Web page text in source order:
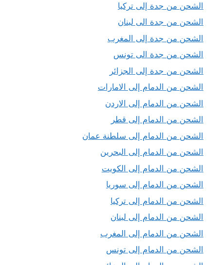
الشحن من جدة إلى تركيا
الشحن من جدة الى لبنان
الشحن من جدة إلى المغرب
الشحن من جدة الى تونس
الشحن من جدة إلى الجزائر
الشحن من الدمام إلى الامارات
الشحن من الدمام إلى الاردن
الشحن من الدمام إلى قطر
الشحن من الدمام إلى سلطنة عمان
الشحن من الدمام إلى البحرين
الشحن من الدمام إلى الكويت
الشحن من الدمام إلى سوريا
الشحن من الدمام إلى تركيا
الشحن من الدمام إلى لبنان
الشحن من الدمام إلى المغرب
الشحن من الدمام إلى تونس